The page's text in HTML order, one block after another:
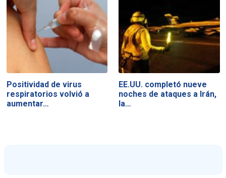
Positividad de virus
respiratorios volvió a
aumentar…
EE.UU. completó nueve
noches de ataques a Irán,
la…